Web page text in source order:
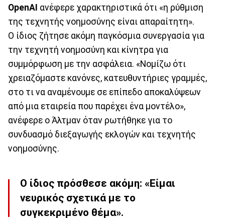
OpenAI ανέφερε χαρακτηριστικά ότι «η ρύθμιση
της τεχνητής νοημοσύνης είναι απαραίτητη».
Ο ίδιος ζήτησε ακόμη παγκόσμια συνεργασία για
την τεχνητή νοημοσύνη και κίνητρα για
συμμόρφωση με την ασφάλεια. «Νομίζω ότι
χρειαζόμαστε κανόνες, κατευθυντήριες γραμμές,
στο τι να αναμένουμε σε επίπεδο αποκαλύψεων
από μια εταιρεία που παρέχει ένα μοντέλο»,
ανέφερε ο Άλτμαν όταν ρωτήθηκε για το
συνδυασμό διεξαγωγής εκλογών και τεχνητής
νοημοσύνης.
Ο ίδιος πρόσθεσε ακόμη: «Είμαι
νευρικός σχετικά με το
συγκεκριμένο θέμα».